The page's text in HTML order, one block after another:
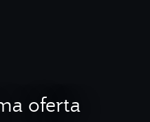
oferta